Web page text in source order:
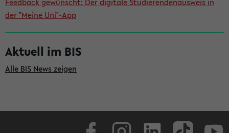
i
s
t
e
der "Meine Uni"-App
Aktuell im BIS
Alle BIS News zeigen